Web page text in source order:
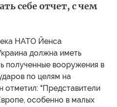
себе отчет, с чем
НАТО Йенса
должна иметь
полученные вооружения в
по целям на
отметил: "Представители
особенно в малых